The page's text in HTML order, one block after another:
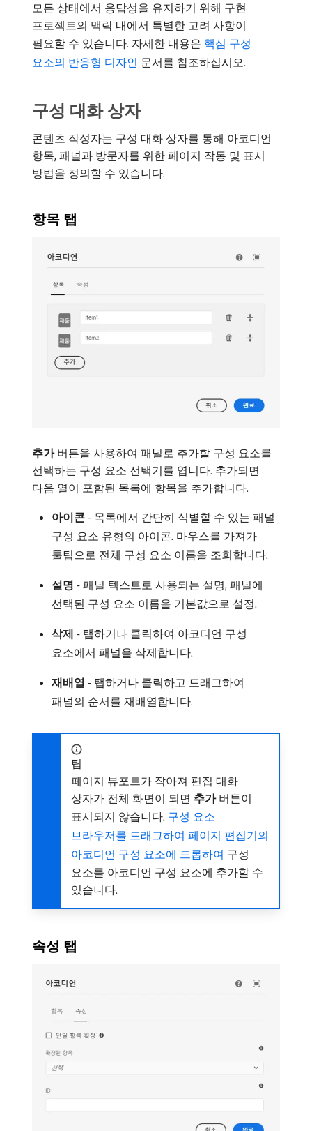
모든 상태에서 응답성을 유지하기 위해 구현
프로젝트의 맥락 내에서 특별한 고려 사항이
필요할 수 있습니다. 자세한 내용은 핵심 구성
요소의 반응형 디자인 문서를 참조하십시오.
구성 대화 상자
콘텐츠 작성자는 구성 대화 상자를 통해 아코디언
항목, 패널과 방문자를 위한 페이지 작동 및 표시
방법을 정의할 수 있습니다.
항목 탭
추가버튼을 사용하여 패널로 추가할 구성 요소를
선택하는 구성 요소 선택기를 엽니다. 추가되면
다음 열이 포함된 목록에 항목을 추가합니다.
아이콘 - 목록에서 간단히 식별할 수 있는 패널
구성 요소 유형의 아이콘. 마우스를 가져가
툴팁으로 전체 구성 요소 이름을 조회합니다.
설명 - 패널 텍스트로 사용되는 설명, 패널에
선택된 구성 요소 이름을 기본값으로 설정.
삭제 - 탭하거나 클릭하여 아코디언 구성
요소에서 패널을 삭제합니다.
재배열 - 탭하거나 클릭하고 드래그하여
패널의 순서를 재배열합니다.
팁
페이지 뷰포트가 작아져 편집 대화
상자가 전체 화면이 되면 추가버튼이
표시되지 않습니다. 구성 요소
브라우저를 드래그하여 페이지 편집기의
아코디언 구성 요소에 드롭하여 구성
요소를 아코디언 구성 요소에 추가할 수
있습니다.
속성 탭